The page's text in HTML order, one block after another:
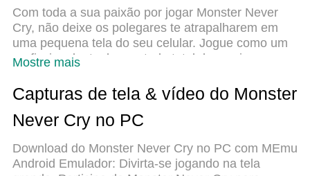
Com toda a sua paixão por jogar Monster Never
Cry, não deixe os polegares te atrapalharem em
uma pequena tela do seu celular. Jogue como um
profissional e tenha controle total do seu jogo com
que você está esperando. Baixe e jogue Monster
Never Cry no PC. Jogue o tempo que quiser, sem
mais limitações de bateria, dados móveis e aquelas
MEmu 9 é a melhor escolha de jogar Monster
Never Cry no PC. Com grandes novidades no
Mostre mais
Capturas de tela & vídeo do Monster
Never Cry no PC
Download do Monster Never Cry no PC com MEmu
Android Emulador: Divirta-se jogando na tela